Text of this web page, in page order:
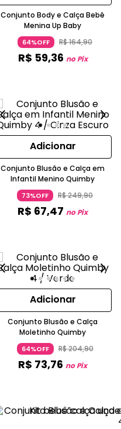
Conjunto Body e Calça Bebê
Menina Up Baby
64%OFF R$164,90
R$ 59,36 no Pix
Adicionar
Conjunto Blusão e Calça em
Infantil Menino Quimby
73%OFF R$249,90
R$ 67,47 no Pix
Adicionar
Conjunto Blusão e Calça
Moletinho Quimby
64%OFF R$204,90
R$ 73,76 no Pix